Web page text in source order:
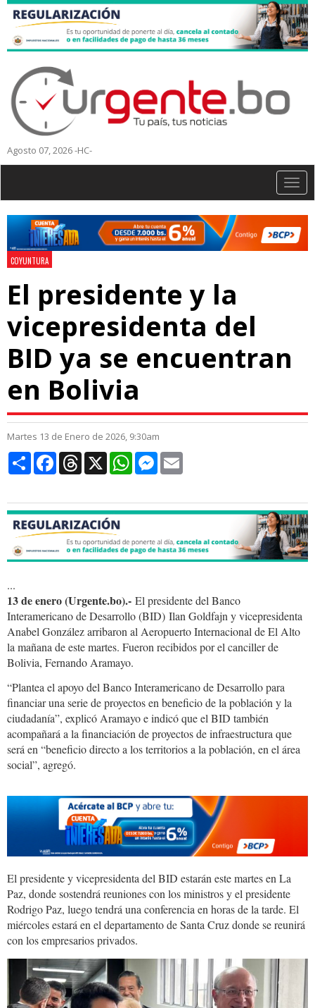
Agosto 07, 2026 -HC-
COYUNTURA
El presidente y la
vicepresidenta del
BID ya se encuentran
en Bolivia
Martes 13 de Enero de 2026, 9:30am
CompartirFacebookThreads
X WhatsAppMessenger
...
13 de enero (Urgente.bo).- El presidente del Banco
Interamericano de Desarrollo (BID) Ilan Goldfajn y vicepresidenta
Anabel González arribaron al Aeropuerto Internacional de El Alto
la mañana de este martes. Fueron recibidos por el canciller de
Bolivia, Fernando Aramayo.
“Plantea el apoyo del Banco Interamericano de Desarrollo para
financiar una serie de proyectos en beneficio de la población y la
ciudadanía”, explicó Aramayo e indicó que el BID también
acompañará a la financiación de proyectos de infraestructura que
será en “beneficio directo a los territorios a la población, en el área
social”, agregó.
El presidente y vicepresidenta del BID estarán este martes en La
Paz, donde sostendrá reuniones con los ministros y el presidente
Rodrigo Paz, luego tendrá una conferencia en horas de la tarde. El
miércoles estará en el departamento de Santa Cruz donde se reunirá
con los empresarios privados.
Diseño
sin